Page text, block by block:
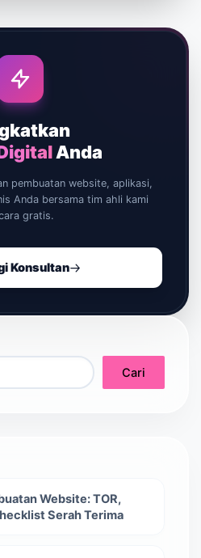
Anda
pembuatan website, aplikasi,
Anda bersama tim ahli kami
gratis.
Konsultan
Cari
Website: TOR,
Serah Terima